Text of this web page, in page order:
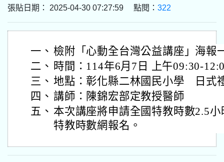
張貼日期： 2025-04-30 07:27:59 點閱： 322
一、 檢附「心動全台灣公益講座」海報
二、 時間：114年6月7日 上午09:30-
三、 地點：彰化縣二林國民小學 日式
四、 講師：陳錦宏部定教授醫師
五、 本次講座將申請全國特教時數2.5
特教時數網報名。